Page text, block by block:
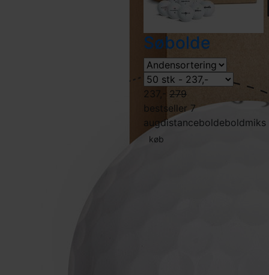
Søbolde
237,- 279
bestseller 7
augdistanceboldeboldmiks
køb